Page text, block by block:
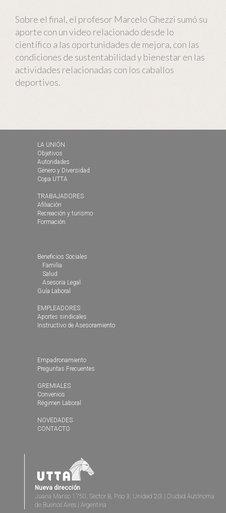
Sobre el final, el profesor Marcelo Ghezzi sumó su
aporte con un video relacionado desde lo
científico a las oportunidades de mejora, con las
condiciones de sustentabilidad y bienestar en las
actividades relacionadas con los caballos
deportivos.
LA UNIÓN
Objetivos
Autoridades
Género y Diversidad
Copa UTTA
TRABAJADORES
Afiliación
Recreación y turismo
Formación
Beneficios Sociales
Familia
Salud
Asesoria Legal
Guía Laboral
EMPLEADORES
Aportes sindicales
Instructivo de Asesoramiento
Empadronamiento
Preguntas Frecuentes
GREMIALES
Convenios
Régimen Laboral
NOVEDADES
CONTACTO
Nueva dirección
Juana Manso 1750, Sector B, Piso 3, Unidad 2|3 | Ciudad Autónoma
de Buenos Aires | Argentina